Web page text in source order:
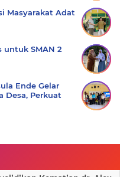
Masyarakat Adat
untuk SMAN 2
Ende Gelar
Desa, Perkuat